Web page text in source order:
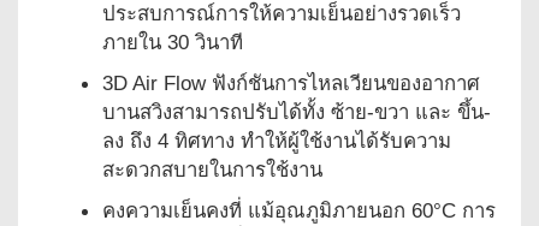
ประสบการณ์การให้ความเย็นอย่างรวดเร็ว
ภายใน 30 วินาที
3D Air Flow ฟังก์ชันการไหลเวียนของอากาศ
บานสวิงสามารถปรับได้ทั้ง ซ้าย-ขวา และ ขึ้น-
ลง ถึง 4 ทิศทาง ทำให้ผู้ใช้งานได้รับความ
สะดวกสบายในการใช้งาน
คงความเย็นคงที่ แม้อุณภูมิภายนอก 60°C การ